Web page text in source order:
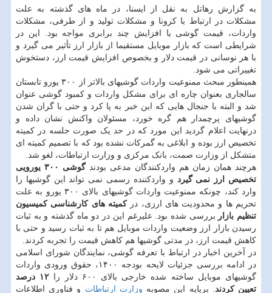
به گزارش رهاتل به نقل از ایسنا، در ماه های گذشته به علت
مشکلات در ارتباط با کرونا و مشکلات تولید و از طرفی، مشکلات
واردات، قیمت گوشی با افزایش چند برابری مواجه بود. این در
شرایطی است که بازار موبایل مستقیما از بازار ارز تأثیر می گیرد و
با هر نوسانی در قیمت دلار و بخصوص افزایش قیمت ارز، دستخوش
تغییراتی می شود.
همینطور مبحث ممنوعیت واردات گوشیهای بالاتر از ۳۰۰ یورو تابستان
سالجاری بعنوان چاره ای برای مشکل واردات و کمبود گوشی عنوان
شد و البته با جنجال هایی که این خبر به پا کرد و حتی با گران شدن
گوشیهای پرچمدار هم گره خورد، مسئولان واکنش نشان داده و
درنهایت اعلام گردید این مورد که در حد یک صورت جلسه در کمیته
تخصیص ارز بوده و ابلاغی به گمرکات نشده بود که با تصمیم کمیته ای
متشکل از وزارت صمت، بانک مرکزی و وزارت ارتباطات، لغو شد.
هرچند همان زمان هم واردکنندگان مدعی بودند
گوشی ۳۰۰ یورویی
تخصیص ارز نمی گیرد و واردکننده رسمی نمی تواند این گوشیها را
وارد کند، چونکه ممنوعیت واردات گوشیهای بالای ۳۰۰ یورو به علت
تحریم ها و محدودیت های ارزی، درکمیته های کارشناسی کمیسیون
تنظیم بازار بررسی شده بود. علیرغم این در دو ماه گذشته و به ثبات
رسیدن بازار ارز وضعیت واردات موبایل هم تا به ثبات رسید و حتی با
کاهش قیمت ارز، در مدتی گوشیها هم کاهش قیمت را تجربه کردند.
در آخرین اخبار در ارتباط با تعرفه گوشی، نمایندگان شورای اسلامی
در ادامه بررسی جزئیات لایحه بودجه ۱۴۰۰، حقوق ورودی واردات
گوشیهای موبایل ساخته شده خارجی بالای ۶۰۰ دلار را
۱۲ درصد
تعیین کردند . برپایه این مصوبه وزارت ارتباطات و فناوری اطلاعات